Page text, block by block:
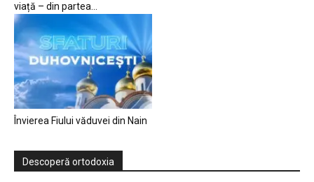
viață – din partea...
Învierea Fiului văduvei din Nain
Descoperă ortodoxia